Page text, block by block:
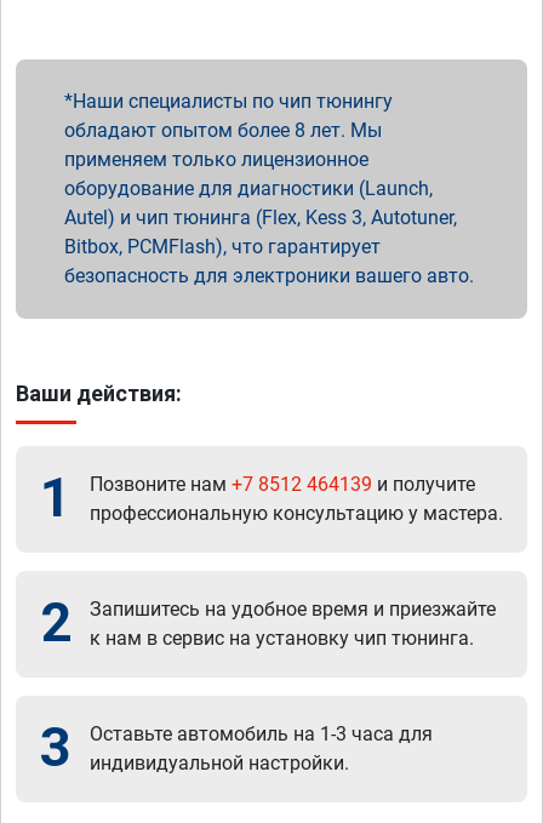
Наши специалисты по чип тюнингу
обладают опытом более 8 лет. Мы
применяем только лицензионное
оборудование для диагностики (Launch,
Autel) и чип тюнинга (Flex, Kess 3, Autotuner,
Bitbox, PCMFlash), что гарантирует
безопасность для электроники вашего авто.
Ваши действия:
1 Позвоните нам +7 8512 464139 и получите
профессиональную консультацию у мастера.
2
Запишитесь на удобное время и приезжайте
к нам в сервис на установку чип тюнинга.
3
Оставьте автомобиль на 1-3 часа для
индивидуальной настройки.